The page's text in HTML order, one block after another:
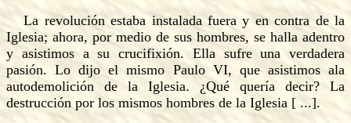
La revolución estaba instalada fuera y en contra de la
Iglesia; ahora, por medio de sus hombres, se halla adentro
y asistimos a su crucifixión. Ella sufre una verdadera
pasión. Lo dijo el mismo Paulo VI, que asistimos ala
autodemolición de la Iglesia. ¿Qué quería decir? La
destrucción por los mismos hombres de la Iglesia [ ...].